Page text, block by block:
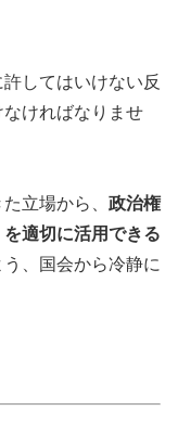
してはいけない反
ければなりませ
立場から、 政治権
適切に活用できる
、国会から冷静に